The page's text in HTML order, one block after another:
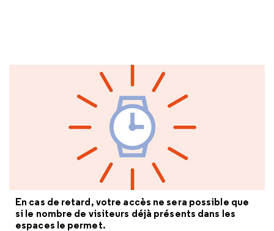
En cas de retard, votre accès ne sera possible que
si le nombre de visiteurs déjà présents dans les
espaces le permet.